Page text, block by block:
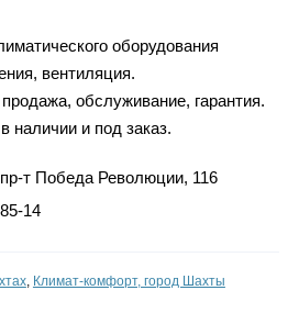
Гороскоп
оборудования
вентиляция.
обслуживание, гарантия.
наличии и под заказ.
т Победа Революции, 116
14
, Климат-комфорт, город Шахты